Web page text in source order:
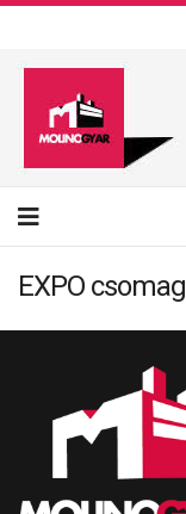
EXPO csomag